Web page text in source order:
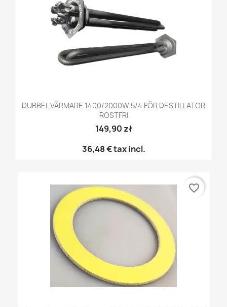
DUBBEL VÄRMARE 1400/2000W 5/4 FÖR DESTILLATOR
ROSTFRI
149,90 zł
36,48 €tax incl.
favorite_border